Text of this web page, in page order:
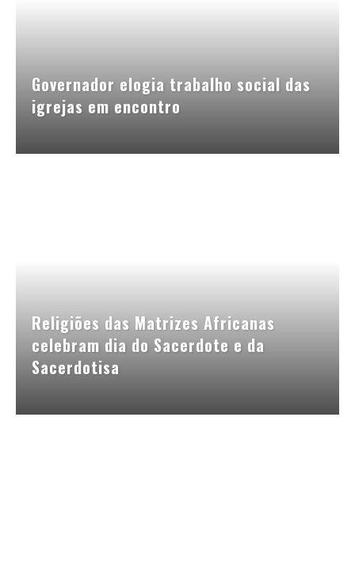
Governador elogia trabalho social das
igrejas em encontro
Religiões das Matrizes Africanas
celebram dia do Sacerdote e da
Sacerdotisa